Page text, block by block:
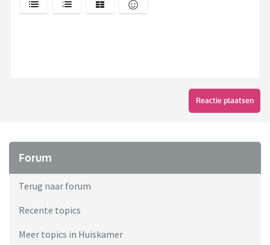
Reactie plaatsen
Forum
Terug naar forum
Recente topics
Meer topics in Huiskamer